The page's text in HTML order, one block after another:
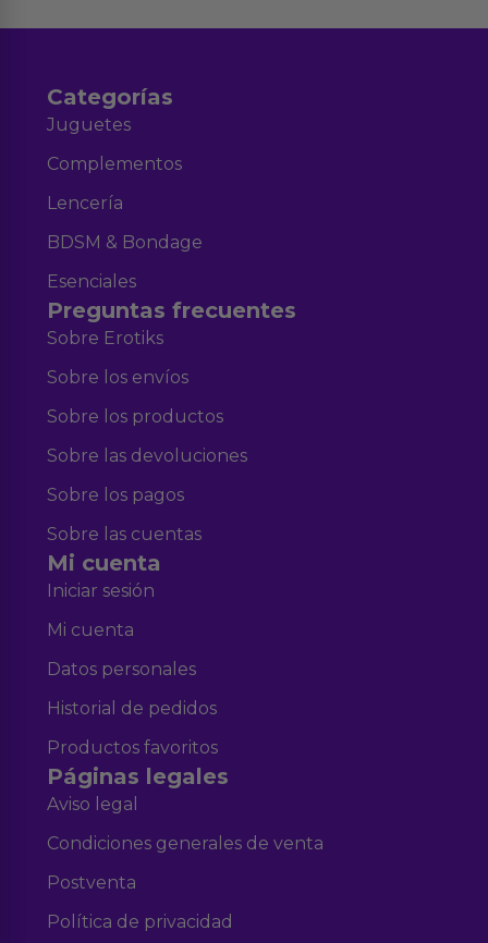
Categorías
Juguetes
Complementos
Lencería
BDSM & Bondage
Esenciales
Preguntas frecuentes
Sobre Erotiks
Sobre los envíos
Sobre los productos
Sobre las devoluciones
Sobre los pagos
Sobre las cuentas
Mi cuenta
Iniciar sesión
Mi cuenta
Datos personales
Historial de pedidos
Productos favoritos
Páginas legales
Aviso legal
Condiciones generales de venta
Postventa
Política de privacidad